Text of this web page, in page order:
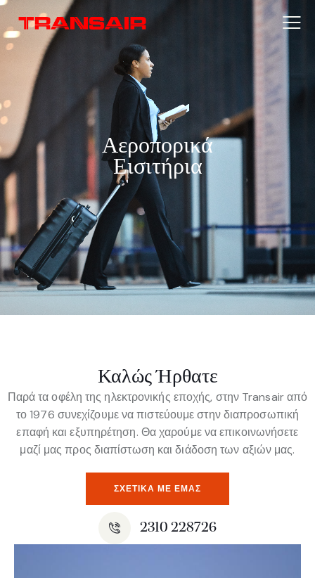
Αεροπορικά
Εισιτήρια
Καλώς Ήρθατε
Παρά τα οφέλη της ηλεκτρονικής εποχής, στην Transair από
το 1976 συνεχίζουμε να πιστεύουμε στην διαπροσωπική
επαφή και εξυπηρέτηση. Θα χαρούμε να επικοινωνήσετε
μαζί μας προς διαπίστωση και διάδοση των αξιών μας.
ΣΧΕΤΙΚΆ ΜΕ ΕΜΆΣ
2310 228726